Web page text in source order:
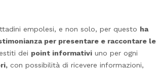
empolesi, e non solo, per questo ha
per presentare e raccontare le
dei point informativi uno per ogni
con possibilità di ricevere informazioni,